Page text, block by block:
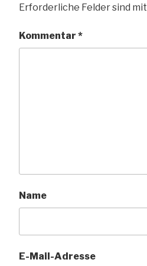
Erforderliche Felder sind mit
Kommentar *
Name
E-Mail-Adresse